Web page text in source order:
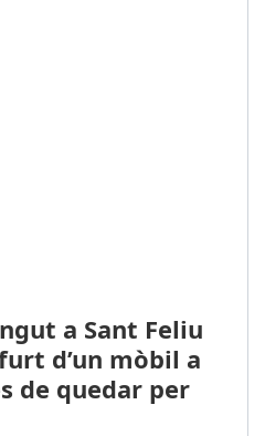
a Sant Feliu
d’un mòbil a
de quedar per